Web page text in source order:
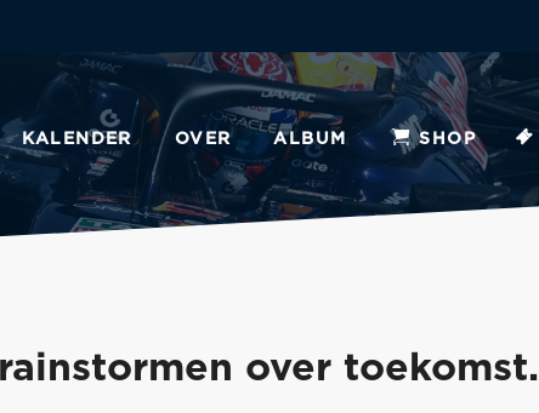
KALENDER OVER ALBUM SHOP
over toekomst.